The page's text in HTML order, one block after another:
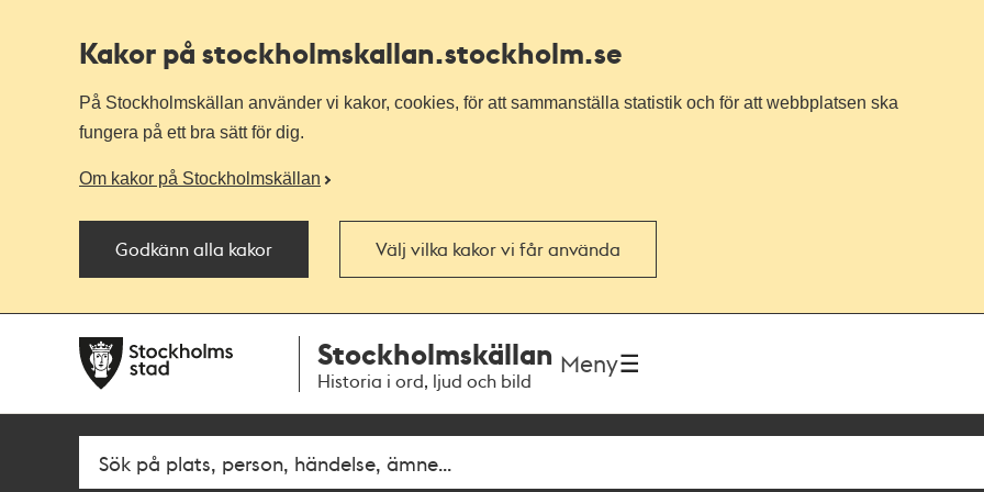
Kakor på stockholmskallan.stockholm.se
På Stockholmskällan använder vi kakor, cookies, för att sammanställa statistik och för att webbplatsen ska
fungera på ett bra sätt för dig.
Om kakor på Stockholmskällan
Godkänn alla kakor Välj vilka kakor vi får använda
navigationen
huvudinnehållet
Stockholmskällan
Historia i ord, ljud och bild
Meny
SökFritextsök